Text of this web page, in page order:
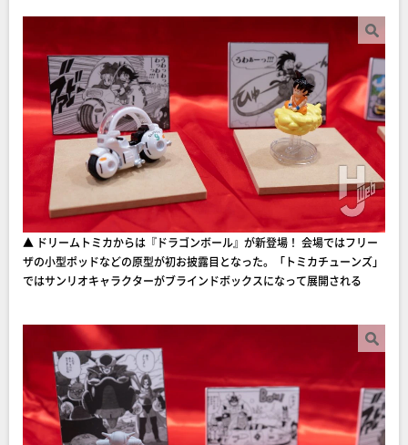
▲ ドリームトミカからは『ドラゴンボール』が新登場！ 会場ではフリー
ザの小型ポッドなどの原型が初お披露目となった。「トミカチューンズ」
ではサンリオキャラクターがブラインドボックスになって展開される